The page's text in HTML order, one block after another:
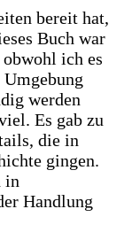
bereit hat,
Buch war
ich es
werden
Es gab zu
die in
gingen.
in
Handlung